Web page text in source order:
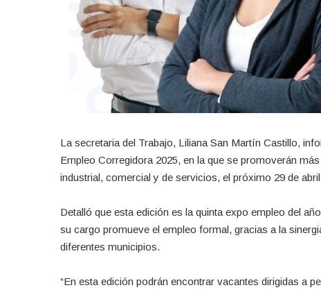
La secretaria del Trabajo, Liliana San Martín Castillo,
Empleo Corregidora 2025, en la que se promoverán
industrial, comercial y de servicios, el próximo 29 de
Detalló que esta edición es la quinta expo empleo del
su cargo promueve el empleo formal, gracias a la
diferentes municipios.
“En esta edición podrán encontrar vacantes dirigidas a